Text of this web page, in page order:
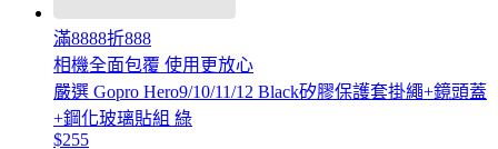
滿8888折888
相機全面包覆 使用更放心
嚴選 Gopro Hero9/10/11/12 Black矽膠保護套掛繩+鏡頭蓋
+鋼化玻璃貼組 綠
$255